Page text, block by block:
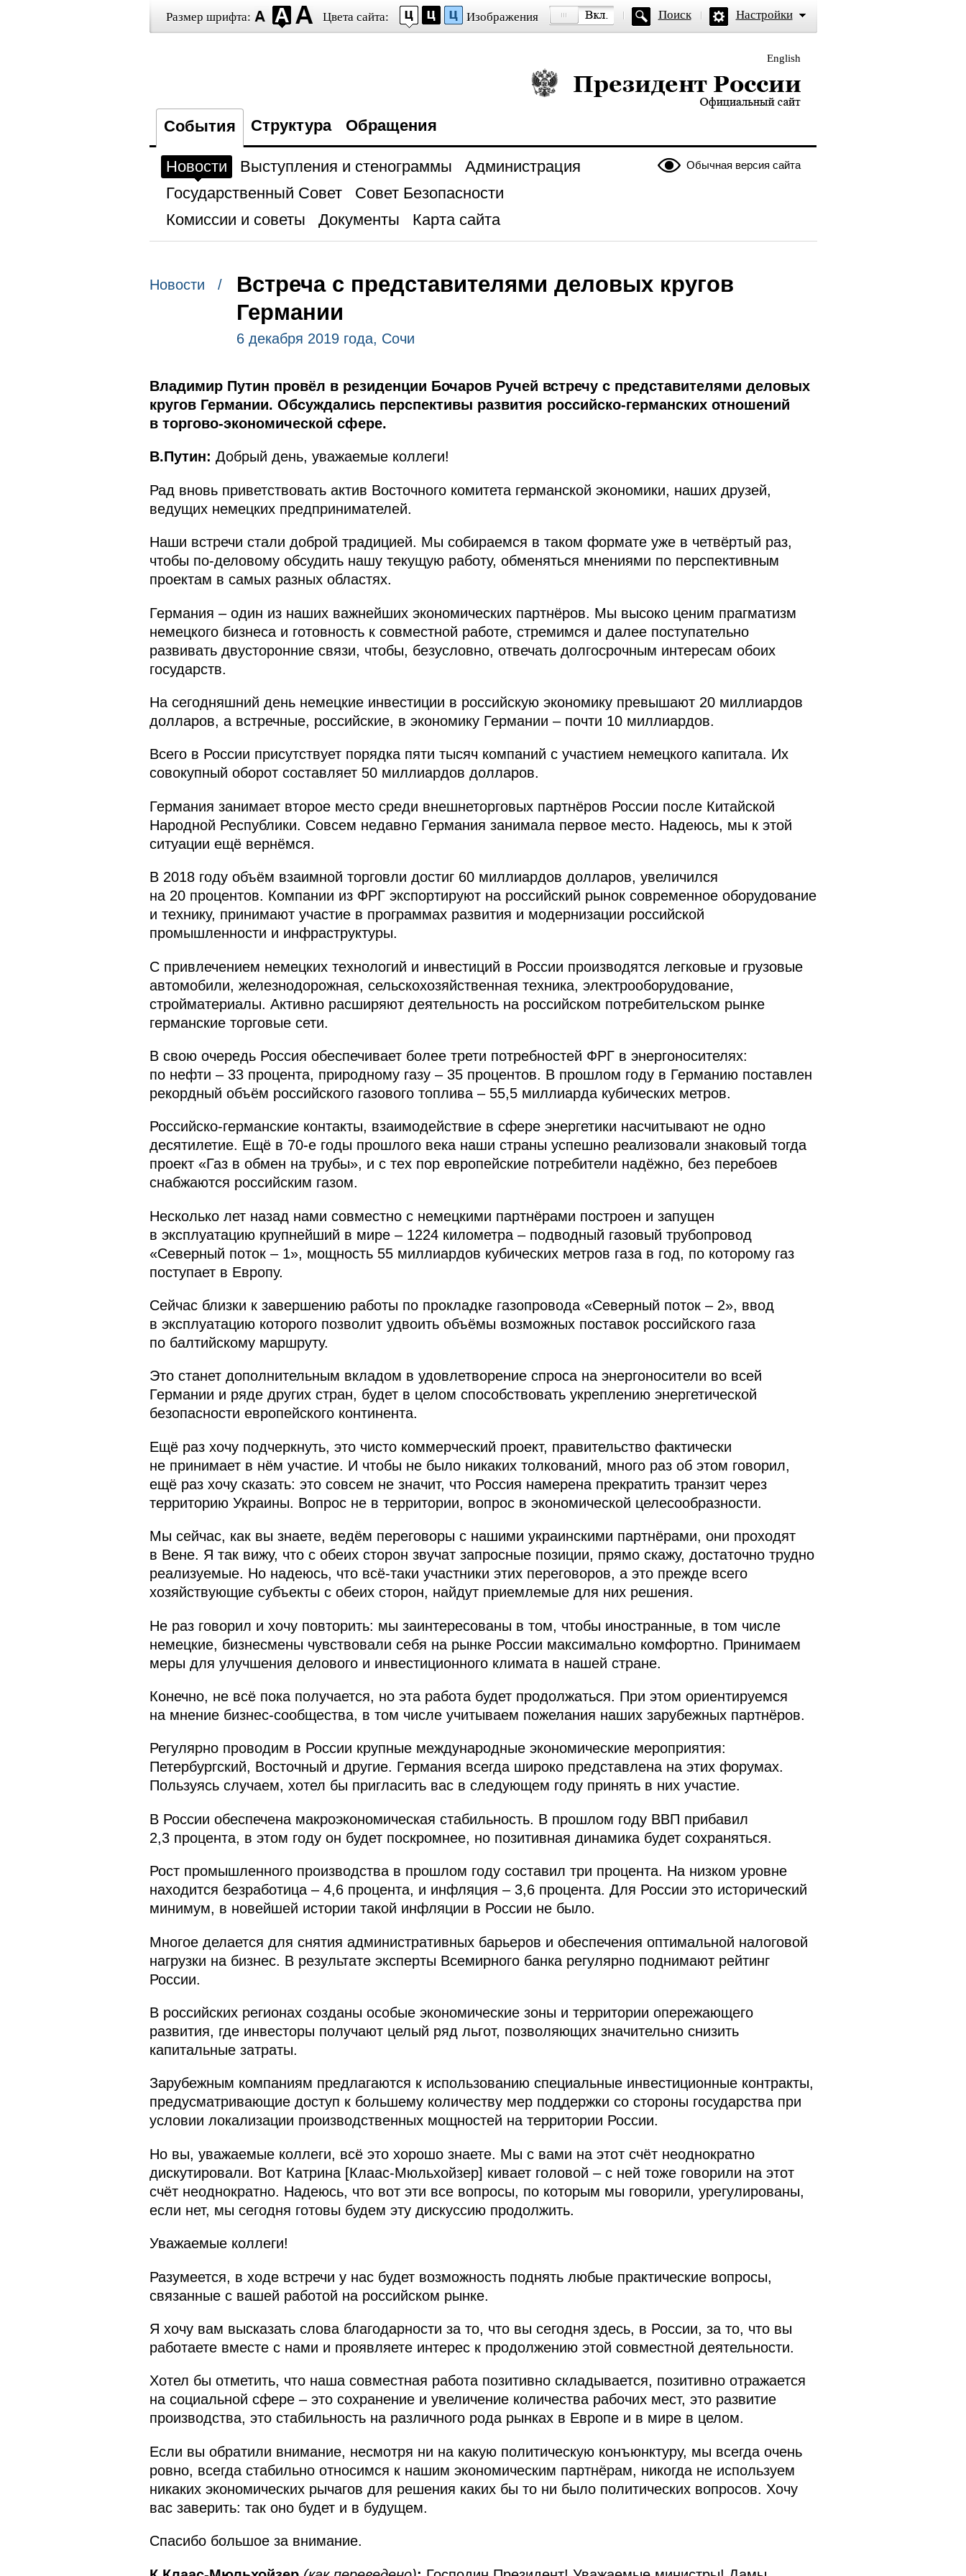
Размер шрифта: Цвета сайта: Изображения Поиск Настройки
English
Президент России — официальный сайт
События Структура Обращения
Обычная версия сайта
Новости Выступления и стенограммы
Администрация
Государственный Совет
Совет Безопасности
Комиссии и советы
Документы Карта сайта
Новости /
Встреча с представителями деловых кругов
Германии
6 декабря 2019 года, Сочи
Владимир Путин провёл в резиденции Бочаров Ручей встречу с представителями деловых
кругов Германии. Обсуждались перспективы развития российско-германских отношений
в торгово-экономической сфере.
В.Путин: Добрый день, уважаемые коллеги!
Рад вновь приветствовать актив Восточного комитета германской экономики, наших друзей,
ведущих немецких предпринимателей.
Наши встречи стали доброй традицией. Мы собираемся в таком формате уже в четвёртый раз,
чтобы по-деловому обсудить нашу текущую работу, обменяться мнениями по перспективным
проектам в самых разных областях.
Германия – один из наших важнейших экономических партнёров. Мы высоко ценим прагматизм
немецкого бизнеса и готовность к совместной работе, стремимся и далее поступательно
развивать двусторонние связи, чтобы, безусловно, отвечать долгосрочным интересам обоих
государств.
На сегодняшний день немецкие инвестиции в российскую экономику превышают 20 миллиардов
долларов, а встречные, российские, в экономику Германии – почти 10 миллиардов.
Всего в России присутствует порядка пяти тысяч компаний с участием немецкого капитала. Их
совокупный оборот составляет 50 миллиардов долларов.
Германия занимает второе место среди внешнеторговых партнёров России после Китайской
Народной Республики. Совсем недавно Германия занимала первое место. Надеюсь, мы к этой
ситуации ещё вернёмся.
В 2018 году объём взаимной торговли достиг 60 миллиардов долларов, увеличился
на 20 процентов. Компании из ФРГ экспортируют на российский рынок современное оборудование
и технику, принимают участие в программах развития и модернизации российской
промышленности и инфраструктуры.
С привлечением немецких технологий и инвестиций в России производятся легковые и грузовые
автомобили, железнодорожная, сельскохозяйственная техника, электрооборудование,
стройматериалы. Активно расширяют деятельность на российском потребительском рынке
германские торговые сети.
В свою очередь Россия обеспечивает более трети потребностей ФРГ в энергоносителях:
по нефти – 33 процента, природному газу – 35 процентов. В прошлом году в Германию поставлен
рекордный объём российского газового топлива – 55,5 миллиарда кубических метров.
Российско-германские контакты, взаимодействие в сфере энергетики насчитывают не одно
десятилетие. Ещё в 70‑е годы прошлого века наши страны успешно реализовали знаковый тогда
проект «Газ в обмен на трубы», и с тех пор европейские потребители надёжно, без перебоев
снабжаются российским газом.
Несколько лет назад нами совместно с немецкими партнёрами построен и запущен
в эксплуатацию крупнейший в мире – 1224 километра – подводный газовый трубопровод
«Северный поток – 1», мощность 55 миллиардов кубических метров газа в год, по которому газ
поступает в Европу.
Сейчас близки к завершению работы по прокладке газопровода «Северный поток – 2», ввод
в эксплуатацию которого позволит удвоить объёмы возможных поставок российского газа
по балтийскому маршруту.
Это станет дополнительным вкладом в удовлетворение спроса на энергоносители во всей
Германии и ряде других стран, будет в целом способствовать укреплению энергетической
безопасности европейского континента.
Ещё раз хочу подчеркнуть, это чисто коммерческий проект, правительство фактически
не принимает в нём участие. И чтобы не было никаких толкований, много раз об этом говорил,
ещё раз хочу сказать: это совсем не значит, что Россия намерена прекратить транзит через
территорию Украины. Вопрос не в территории, вопрос в экономической целесообразности.
Мы сейчас, как вы знаете, ведём переговоры с нашими украинскими партнёрами, они проходят
в Вене. Я так вижу, что с обеих сторон звучат запросные позиции, прямо скажу, достаточно трудно
реализуемые. Но надеюсь, что всё‑таки участники этих переговоров, а это прежде всего
хозяйствующие субъекты с обеих сторон, найдут приемлемые для них решения.
Не раз говорил и хочу повторить: мы заинтересованы в том, чтобы иностранные, в том числе
немецкие, бизнесмены чувствовали себя на рынке России максимально комфортно. Принимаем
меры для улучшения делового и инвестиционного климата в нашей стране.
Конечно, не всё пока получается, но эта работа будет продолжаться. При этом ориентируемся
на мнение бизнес-сообщества, в том числе учитываем пожелания наших зарубежных партнёров.
Регулярно проводим в России крупные международные экономические мероприятия:
Петербургский, Восточный и другие. Германия всегда широко представлена на этих форумах.
Пользуясь случаем, хотел бы пригласить вас в следующем году принять в них участие.
В России обеспечена макроэкономическая стабильность. В прошлом году ВВП прибавил
2,3 процента, в этом году он будет поскромнее, но позитивная динамика будет сохраняться.
Рост промышленного производства в прошлом году составил три процента. На низком уровне
находится безработица – 4,6 процента, и инфляция – 3,6 процента. Для России это исторический
минимум, в новейшей истории такой инфляции в России не было.
Многое делается для снятия административных барьеров и обеспечения оптимальной налоговой
нагрузки на бизнес. В результате эксперты Всемирного банка регулярно поднимают рейтинг
России.
В российских регионах созданы особые экономические зоны и территории опережающего
развития, где инвесторы получают целый ряд льгот, позволяющих значительно снизить
капитальные затраты.
Зарубежным компаниям предлагаются к использованию специальные инвестиционные контракты,
предусматривающие доступ к большему количеству мер поддержки со стороны государства при
условии локализации производственных мощностей на территории России.
Но вы, уважаемые коллеги, всё это хорошо знаете. Мы с вами на этот счёт неоднократно
дискутировали. Вот Катрина [Клаас‑Мюльхойзер] кивает головой – с ней тоже говорили на этот
счёт неоднократно. Надеюсь, что вот эти все вопросы, по которым мы говорили, урегулированы,
если нет, мы сегодня готовы будем эту дискуссию продолжить.
Уважаемые коллеги!
Разумеется, в ходе встречи у нас будет возможность поднять любые практические вопросы,
связанные с вашей работой на российском рынке.
Я хочу вам высказать слова благодарности за то, что вы сегодня здесь, в России, за то, что вы
работаете вместе с нами и проявляете интерес к продолжению этой совместной деятельности.
Хотел бы отметить, что наша совместная работа позитивно складывается, позитивно отражается
на социальной сфере – это сохранение и увеличение количества рабочих мест, это развитие
производства, это стабильность на различного рода рынках в Европе и в мире в целом.
Если вы обратили внимание, несмотря ни на какую политическую конъюнктуру, мы всегда очень
ровно, всегда стабильно относимся к нашим экономическим партнёрам, никогда не используем
никаких экономических рычагов для решения каких бы то ни было политических вопросов. Хочу
вас заверить: так оно будет и в будущем.
Спасибо большое за внимание.